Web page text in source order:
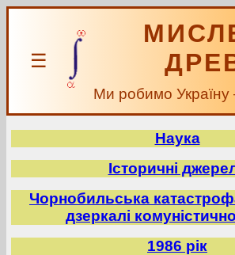
☰
Ми робимо Україну
Наука
Історичні
Чорнобильська
дзеркалі
1986 рік